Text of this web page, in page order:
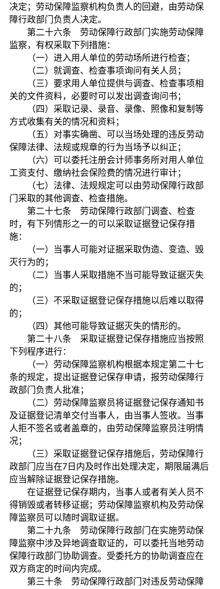
决定；劳动保障监察机构负责人的回避，由劳动保
障行政部门负责人决定。
第二十六条 劳动保障行政部门实施劳动保障
监察，有权采取下列措施：
（一）进入用人单位的劳动场所进行检查；
（二）就调查、检查事项询问有关人员；
（三）要求用人单位提供与调查、检查事项相
关的文件资料，必要时可以发出调查询问书；
（四）采取记录、录音、录像、照像和复制等
方式收集有关的情况和资料；
（五）对事实确凿、可以当场处理的违反劳动
保障法律、法规或规章的行为当场予以纠正；
（六）可以委托注册会计师事务所对用人单位
工资支付、缴纳社会保险费的情况进行审计；
（七）法律、法规规定可以由劳动保障行政部
门采取的其他调查、检查措施。
第二十七条 劳动保障行政部门调查、检查
时，有下列情形之一的可以采取证据登记保存措
施：
（一）当事人可能对证据采取伪造、变造、毁
灭行为的；
（二）当事人采取措施不当可能导致证据灭失
的；
（三）不采取证据登记保存措施以后难以取得
的；
（四）其他可能导致证据灭失的情形的。
第二十八条 采取证据登记保存措施应当按照
下列程序进行：
（一）劳动保障监察机构根据本规定第二十七
条的规定，提出证据登记保存申请，报劳动保障行
政部门负责人批准；
（二）劳动保障监察员将证据登记保存通知书
及证据登记清单交付当事人，由当事人签收。当事
人拒不签名或者盖章的，由劳动保障监察员注明情
况；
（三）采取证据登记保存措施后，劳动保障行
政部门应当在7日内及时作出处理决定，期限届满后
应当解除证据登记保存措施。
在证据登记保存期内，当事人或者有关人员不
得销毁或者转移证据；劳动保障监察机构及劳动保
障监察员可以随时调取证据。
第二十九条 劳动保障行政部门在实施劳动保
障监察中涉及异地调查取证的，可以委托当地劳动
保障行政部门协助调查。受委托方的协助调查应在
双方商定的时间内完成。
第三十条 劳动保障行政部门对违反劳动保障